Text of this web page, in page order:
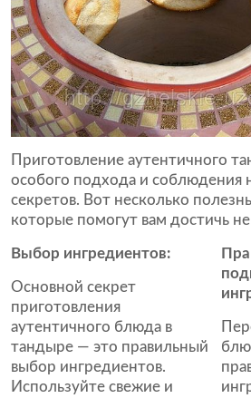
Приготовление аутентичного
особого подхода и соблюдения
секретов. Вот несколько
которые помогут вам достичь
Выбор ингредиентов:
Основной секрет
приготовления
аутентичного блюда в
тандыре — это правильный
выбор ингредиентов.
Используйте свежие и